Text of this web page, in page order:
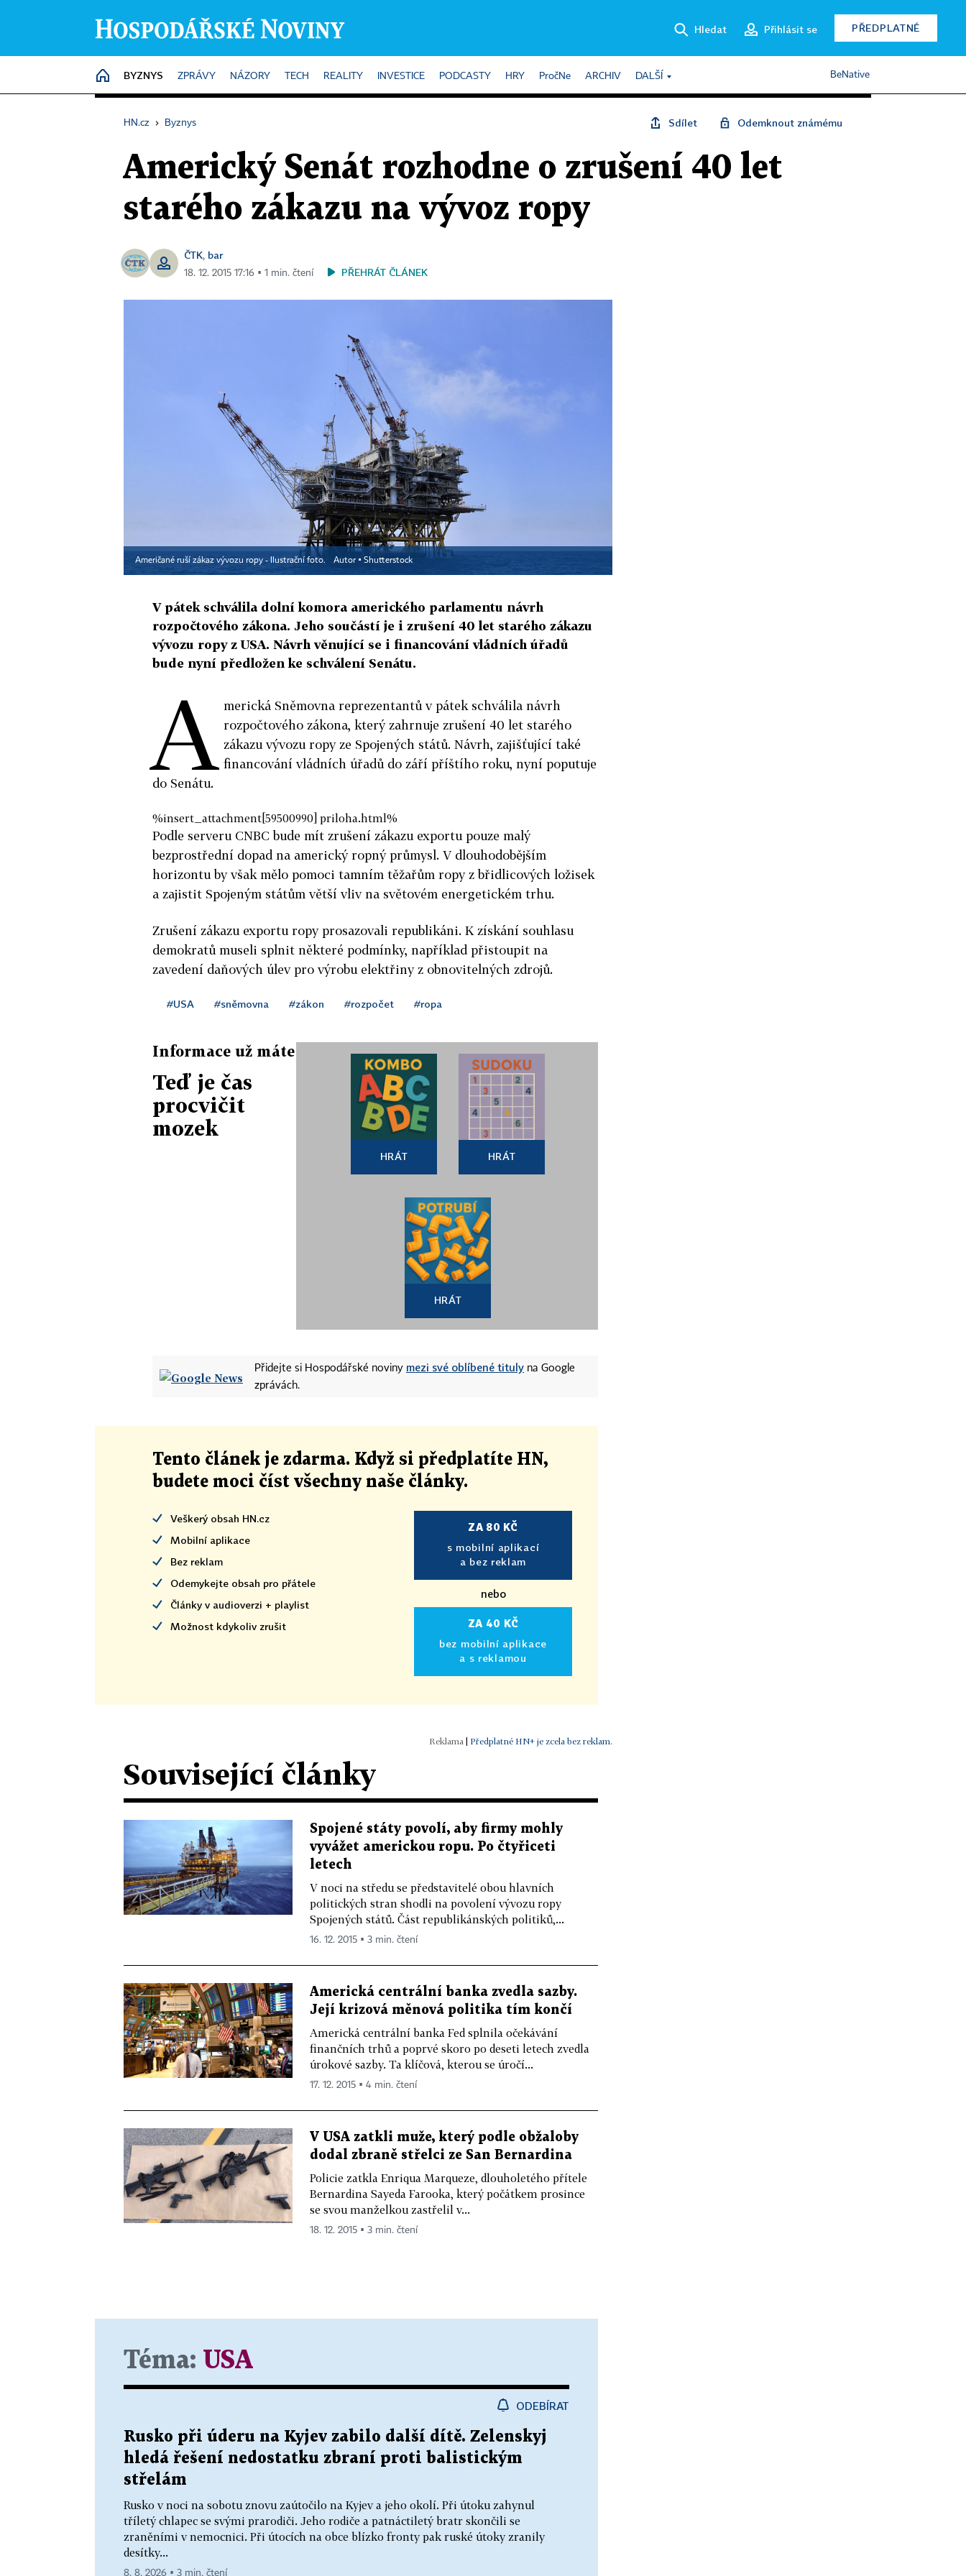
Hledat Přihlásit se PŘEDPLATNÉ
HOME
BYZNYS ZPRÁVY NÁZORY TECH REALITY INVESTICE PODCASTY HRY PročNe ARCHIV DALŠÍ BeNative
HN.cz › Byznys Sdílet Odemknout známému
Americký Senát rozhodne o zrušení 40 let
starého zákazu na vývoz ropy
ČTK, bar
18. 12. 2015 17:16 ▪ 1 min. čtení PŘEHRÁT ČLÁNEK
Američané ruší zákaz vývozu ropy - Ilustrační foto. Autor ▪ Shutterstock
V pátek schválila dolní komora amerického parlamentu návrh
rozpočtového zákona. Jeho součástí je i zrušení 40 let starého zákazu
vývozu ropy z USA. Návrh věnující se i financování vládních úřadů
bude nyní předložen ke schválení Senátu.
A merická Sněmovna reprezentantů v pátek schválila návrh
rozpočtového zákona, který zahrnuje zrušení 40 let starého
zákazu vývozu ropy ze Spojených států. Návrh, zajišťující také
financování vládních úřadů do září příštího roku, nyní poputuje
do Senátu.
%insert_attachment[59500990] priloha.html%
Podle serveru CNBC bude mít zrušení zákazu exportu pouze malý
bezprostřední dopad na americký ropný průmysl. V dlouhodobějším
horizontu by však mělo pomoci tamním těžařům ropy z břidlicových ložisek
a zajistit Spojeným státům větší vliv na světovém energetickém trhu.
Zrušení zákazu exportu ropy prosazovali republikáni. K získání souhlasu
demokratů museli splnit některé podmínky, například přistoupit na
zavedení daňových úlev pro výrobu elektřiny z obnovitelných zdrojů.
#USA #sněmovna #zákon #rozpočet #ropa
Informace už máte
Teď je čas
procvičit
mozek
HRÁT HRÁT
HRÁT
Přidejte si Hospodářské noviny mezi své oblíbené tituly na Google
zprávách.
Tento článek je zdarma. Když si předplatíte HN,
budete moci číst všechny naše články.
Veškerý obsah HN.cz
Mobilní aplikace
Bez reklam
Odemykejte obsah pro přátele
Články v audioverzi + playlist
Možnost kdykoliv zrušit
ZA 80 KČ
s mobilní aplikací
a bez reklam
nebo
ZA 40 KČ
bez mobilní aplikace
a s reklamou
| Předplatné HN+ je zcela bez reklam.
Související články
Spojené státy povolí, aby firmy mohly
vyvážet americkou ropu. Po čtyřiceti
letech
V noci na středu se představitelé obou hlavních
politických stran shodli na povolení vývozu ropy
Spojených států. Část republikánských politiků,...
16. 12. 2015 ▪ 3 min. čtení
Americká centrální banka zvedla sazby.
Její krizová měnová politika tím končí
Americká centrální banka Fed splnila očekávání
finančních trhů a poprvé skoro po deseti letech zvedla
úrokové sazby. Ta klíčová, kterou se úročí...
17. 12. 2015 ▪ 4 min. čtení
V USA zatkli muže, který podle obžaloby
dodal zbraně střelci ze San Bernardina
Policie zatkla Enriqua Marqueze, dlouholetého přítele
Bernardina Sayeda Farooka, který počátkem prosince
se svou manželkou zastřelil v...
18. 12. 2015 ▪ 3 min. čtení
Téma: USA
ODEBÍRAT
Rusko při úderu na Kyjev zabilo další dítě. Zelenskyj
hledá řešení nedostatku zbraní proti balistickým
střelám
Rusko v noci na sobotu znovu zaútočilo na Kyjev a jeho okolí. Při útoku zahynul
tříletý chlapec se svými prarodiči. Jeho rodiče a patnáctiletý bratr skončili se
zraněními v nemocnici. Při útocích na obce blízko fronty pak ruské útoky zranily
desítky...
8. 8. 2026 ▪ 3 min. čtení